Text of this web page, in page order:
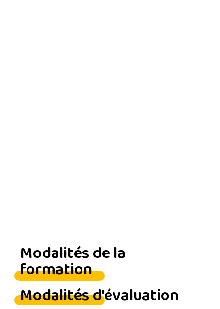
Modalités de la
formation
Modalités d'évaluation